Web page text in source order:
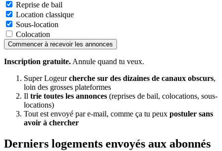
Reprise de bail
Location classique
Sous-location
Colocation
Commencer à recevoir les annonces
Inscription gratuite. Annule quand tu veux.
Super Logeurcherche sur des dizaines de canaux obscurs,
loin des grosses plateformes
Il trie toutes les annonces (reprises de bail, colocations, sous-
locations)
Tout est envoyé par e-mail, comme ça tu peux postuler sans
avoir à chercher
Derniers logements envoyés aux abonnés